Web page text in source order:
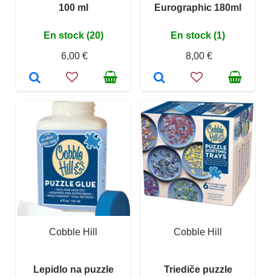
100 ml
En stock (20)
6,00 €
Eurographic 180ml
En stock (1)
8,00 €
Cobble Hill
Lepidlo na puzzle
Cobble Hill
Triediče puzzle